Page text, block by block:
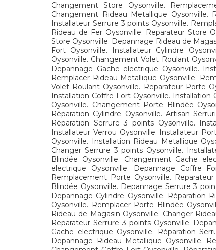
Changement Store Oysonville.
Changement Rideau Metallique Oysonville.
Installateur Serrure 3 points Oysonville.
Rideau de Fer Oysonville. Reparateur Store
Store Oysonville. Depannage Rideau de
Fort Oysonville. Installateur Cylindre
Oysonville. Changement Volet Roulant
Depannage Gache electrique Oysonville.
Remplacer Rideau Metallique Oysonville.
Volet Roulant Oysonville. Reparateur Porte
Installation Coffre Fort Oysonville.
Oysonville. Changement Porte Blindée
Réparation Cylindre Oysonville. Artisan
Réparation Serrure 3 points Oysonville.
Installateur Verrou Oysonville. Installateur
Oysonville. Installation Rideau Metallique
Changer Serrure 3 points Oysonville.
Blindée Oysonville. Changement Gache
electrique Oysonville. Depannage Coffre
Remplacement Porte Oysonville.
Blindée Oysonville. Depannage Serrure 3
Depannage Cylindre Oysonville. Réparation
Oysonville. Remplacer Porte Blindée
Rideau de Magasin Oysonville. Changer
Reparateur Serrure 3 points Oysonville.
Gache electrique Oysonville. Réparation
Depannage Rideau Metallique Oysonville.